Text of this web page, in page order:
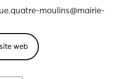
moulins@mairie-
web